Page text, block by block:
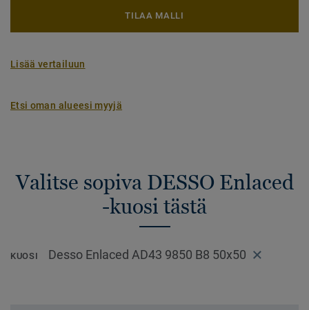
TILAA MALLI
Lisää vertailuun
Etsi oman alueesi myyjä
Valitse sopiva DESSO Enlaced
-kuosi tästä
KUOSI Desso Enlaced AD43 9850 B8 50x50